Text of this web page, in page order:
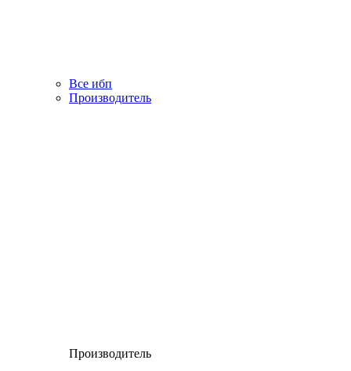
Все ибп
Производитель
Производитель